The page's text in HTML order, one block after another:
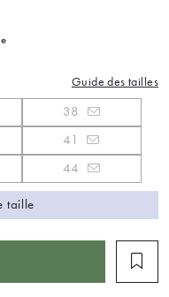
Guide des tailles
38
41
44
taille